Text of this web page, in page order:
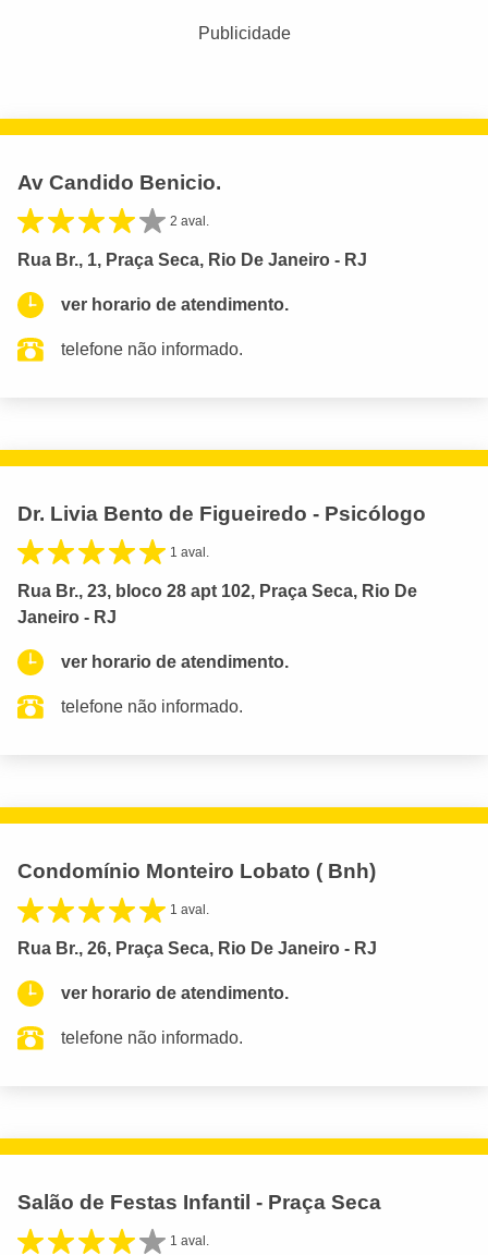
Publicidade
Av Candido Benicio.
2 aval.
Rua Br., 1, Praça Seca, Rio De Janeiro - RJ
ver horario de atendimento.
telefone não informado.
Dr. Livia Bento de Figueiredo - Psicólogo
1 aval.
Rua Br., 23, bloco 28 apt 102, Praça Seca, Rio De
Janeiro - RJ
ver horario de atendimento.
telefone não informado.
Condomínio Monteiro Lobato ( Bnh)
1 aval.
Rua Br., 26, Praça Seca, Rio De Janeiro - RJ
ver horario de atendimento.
telefone não informado.
Salão de Festas Infantil - Praça Seca
1 aval.